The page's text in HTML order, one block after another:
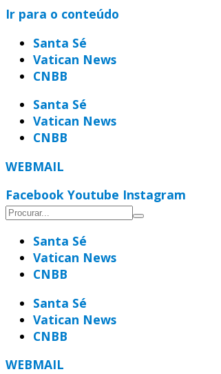
Ir para o conteúdo
Santa Sé
Vatican News
CNBB
Santa Sé
Vatican News
CNBB
WEBMAIL
Facebook Youtube Instagram
Santa Sé
Vatican News
CNBB
Santa Sé
Vatican News
CNBB
WEBMAIL